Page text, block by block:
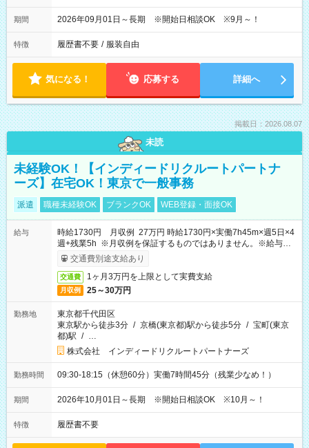
期間 2026年09月01日～長期 ※開始日相談OK ※9月～！
特徴 履歴書不要 / 服装自由
気になる！ 応募する 詳細へ
掲載日：2026.08.07
未読
未経験OK！【インディードリクルートパートナ
ーズ】在宅OK！東京で一般事務
派遣 職種未経験OK ブランクOK WEB登録・面接OK
給与
時給1730円 月収例 27万円 時給1730円×実働7h45m×週5日×4
週+残業5h ※月収例を保証するものではありません。※給与即
受取りサービス利用可（利用条件有）
交通費別途支給あり
交通費 1ヶ月3万円を上限として実費支給
月収例 25～30万円
勤務地
東京都千代田区
東京駅から徒歩3分 / 京橋(東京都)駅から徒歩5分 / 宝町(東京
都)駅 / …
株式会社 インディードリクルートパートナーズ
勤務時間 09:30-18:15（休憩60分）実働7時間45分（残業少なめ！）
期間 2026年10月01日～長期 ※開始日相談OK ※10月～！
特徴 履歴書不要